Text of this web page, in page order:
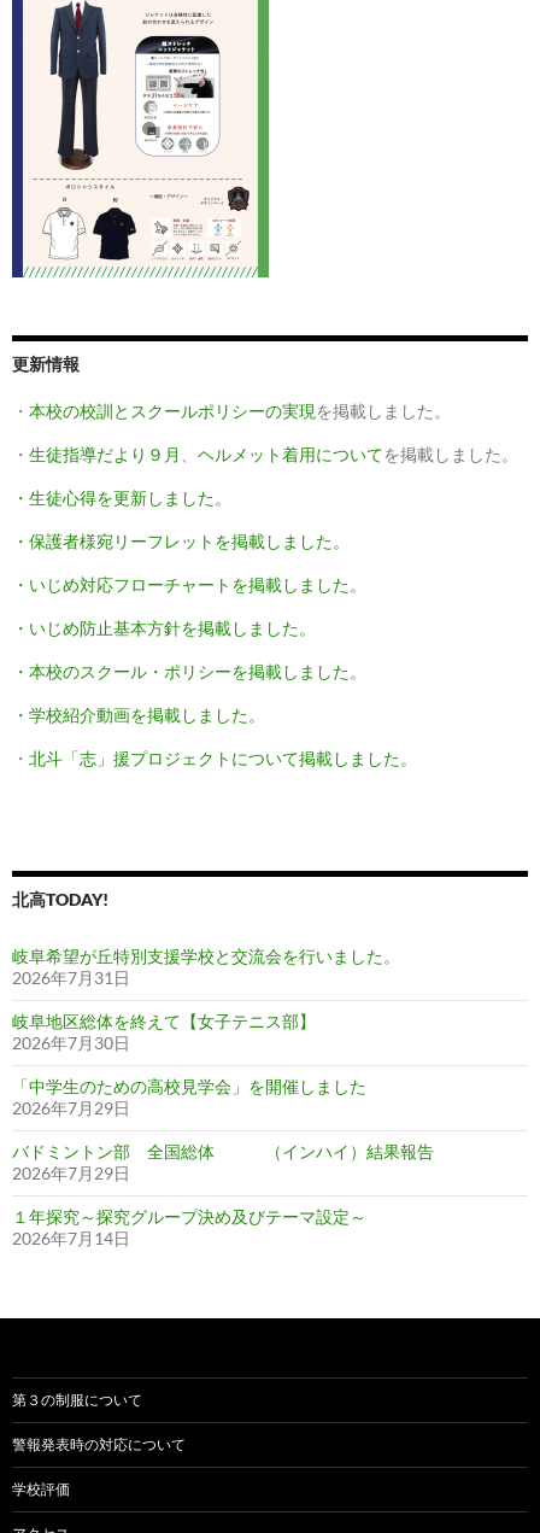
更新情報
・ 本校の校訓とスクールポリシーの実現を掲載しました。
・ 生徒指導だより９月 ヘルメット着用についてを掲載しました。
・生徒心得を更新しました。
・保護者様宛リーフレットを掲載しました。
・いじめ対応フローチャートを掲載しました。
・いじめ防止基本方針を掲載しました。
・本校のスクール・ポリシーを掲載しました。
・学校紹介動画を掲載しました。
・ 北斗「志」援プロジェクトについて掲載しました。
北高TODAY!
岐阜希望が丘特別支援学校と交流会を行いました。
2026年7月31日
岐阜地区総体を終えて【女子テニス部】
2026年7月30日
「中学生のための高校見学会」を開催しました
2026年7月29日
バドミントン部 全国総体 （インハイ）結果報告
2026年7月29日
１年探究～探究グループ決め及びテーマ設定～
2026年7月14日
第３の制服について
警報発表時の対応について
学校評価